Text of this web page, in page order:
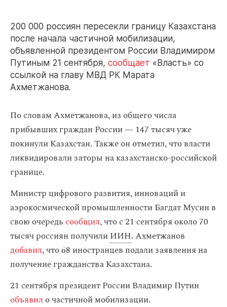
200 000 россиян пересекли границу Казахстана
после начала частичной мобилизации,
объявленной президентом России Владимиром
Путиным 21 сентября, сообщает «Власть» со
ссылкой на главу МВД РК Марата
Ахметжанова.
По словам Ахметжанова, из общего числа
прибывших граждан России — 147 тысяч уже
покинули Казахстан. Также он отметил, что власти
ликвидировали заторы на казахстанско-российской
границе.
Министр цифрового развития, инноваций и
аэрокосмической промышленности Багдат Мусин в
свою очередьсообщил, что с 21 сентября около 70
тысяч россиян получилиИИН. Ахметжанов
добавил, что 68 иностранцев подали заявления на
получение гражданства Казахстана.
21 сентября президент России Владимир Путин
объявил о частичной мобилизации.